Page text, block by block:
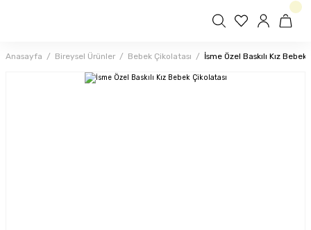
Anasayfa Bireysel Ürünler Bebek Çikolatası İsme Özel Baskılı Kız Bebek